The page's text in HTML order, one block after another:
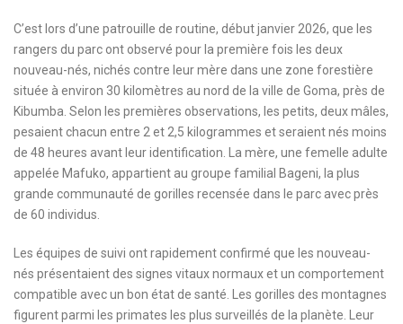
C’est lors d’une patrouille de routine, début janvier 2026, que les
rangers du parc ont observé pour la première fois les deux
nouveau-nés, nichés contre leur mère dans une zone forestière
située à environ 30 kilomètres au nord de la ville de Goma, près de
Kibumba. Selon les premières observations, les petits, deux mâles,
pesaient chacun entre 2 et 2,5 kilogrammes et seraient nés moins
de 48 heures avant leur identification. La mère, une femelle adulte
appelée Mafuko, appartient au groupe familial Bageni, la plus
grande communauté de gorilles recensée dans le parc avec près
de 60 individus.
Les équipes de suivi ont rapidement confirmé que les nouveau-
nés présentaient des signes vitaux normaux et un comportement
compatible avec un bon état de santé. Les gorilles des montagnes
figurent parmi les primates les plus surveillés de la planète. Leur